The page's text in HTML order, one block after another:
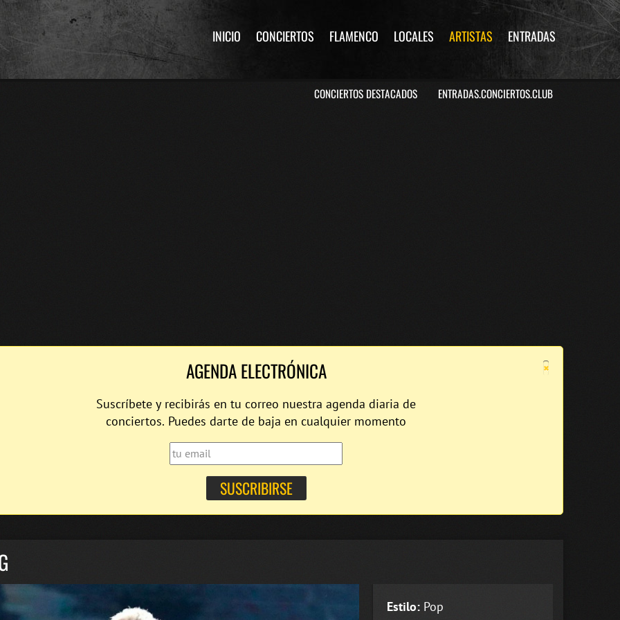
INICIO CONCIERTOS FLAMENCO LOCALES ARTISTAS ENTRADAS
CONCIERTOS DESTACADOS ENTRADAS.CONCIERTOS.CLUB
×
AGENDA ELECTRÓNICA
Suscríbete y recibirás en tu correo nuestra agenda diaria de
conciertos. Puedes darte de baja en cualquier momento
Estilo: Pop